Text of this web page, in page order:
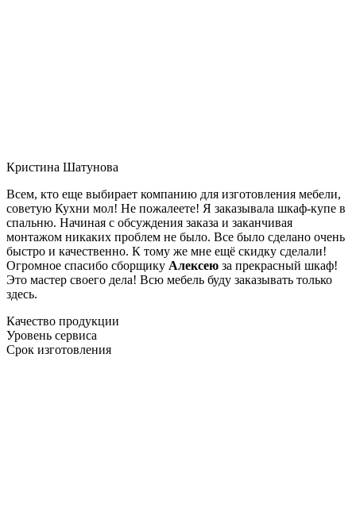
Кристина Шатунова
Всем, кто еще выбирает компанию для изготовления мебели,
советую Кухни мол! Не пожалеете! Я заказывала шкаф-купе в
спальню. Начиная с обсуждения заказа и заканчивая
монтажом никаких проблем не было. Все было сделано очень
быстро и качественно. К тому же мне ещё скидку сделали!
Огромное спасибо сборщику Алексею за прекрасный шкаф!
Это мастер своего дела! Всю мебель буду заказывать только
здесь.
Качество продукции
Уровень сервиса
Срок изготовления